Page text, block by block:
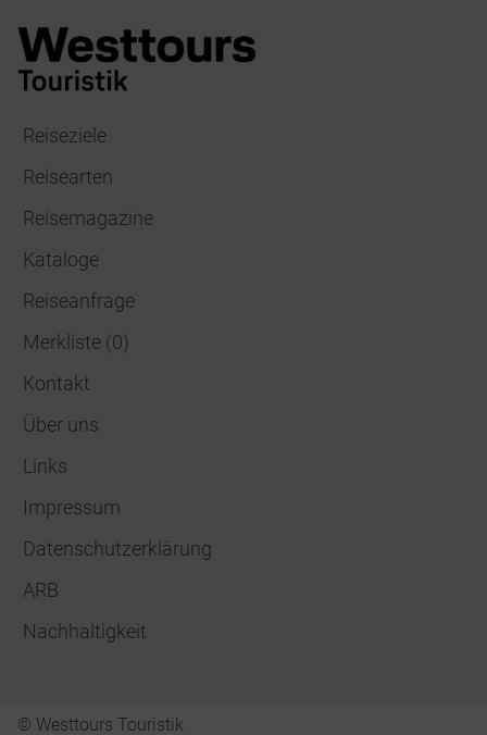
Reiseziele
Reisearten
Reisemagazine
Kataloge
Reiseanfrage
Merkliste (0)
Kontakt
Über uns
Links
Impressum
Datenschutzerklärung
ARB
Nachhaltigkeit
© Westtours Touristik